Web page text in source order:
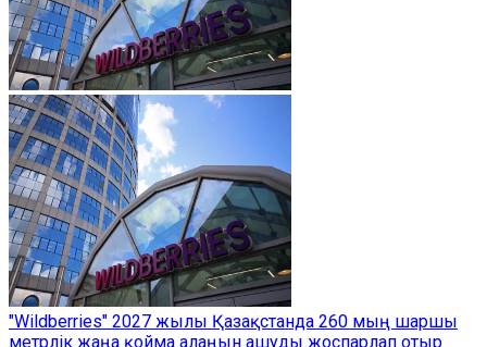
"Wildberries" 2027 жылы Қазақстанда 260 мың шаршы
метрлік жаңа қойма алаңын ашуды жоспарлап отыр